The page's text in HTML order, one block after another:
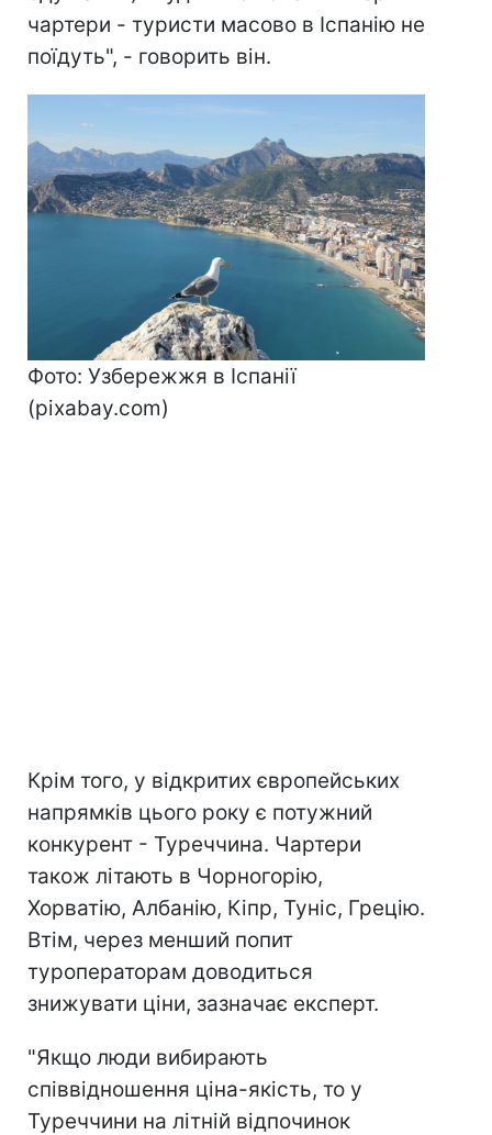
чартери - туристи масово в Іспанію не
поїдуть", - говорить він.
Фото: Узбережжя в Іспанії
(pixabay.com)
Крім того, у відкритих європейських
напрямків цього року є потужний
конкурент - Туреччина. Чартери
також літають в Чорногорію,
Хорватію, Албанію, Кіпр, Туніс, Грецію.
Втім, через менший попит
туроператорам доводиться
знижувати ціни, зазначає експерт.
"Якщо люди вибирають
співвідношення ціна-якість, то у
Туреччини на літній відпочинок